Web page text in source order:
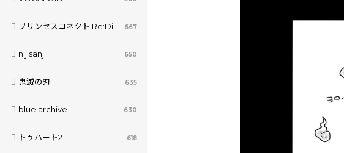
プリンセスコネクト!Re:Dive 667
nijisanji 650
鬼滅の刃 635
blue archive 630
トゥハート2 618